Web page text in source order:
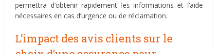
permettra d’obtenir rapidement les informations et l’aide
nécessaires en cas d’urgence ou de réclamation.
L’impact des avis clients sur le